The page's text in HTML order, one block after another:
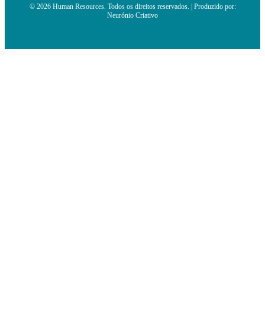
© 2026 Human Resources. Todos os direitos reservados. | Produzido por:
Neurónio Criativo